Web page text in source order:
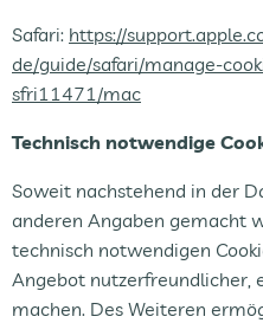
Safari: https://
de/guide/safari/manage-
sfri11471/mac
Technisch notwendige
Soweit nachstehend in der
anderen Angaben gemacht
technisch notwendigen
Angebot nutzerfreundlicher,
machen. Des Weiteren